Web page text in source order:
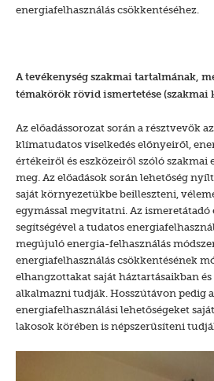
energiafelhasználás csökkentéséhez.
A tevékenység szakmai tartalmának,
témakörök rövid ismertetése (szakmai
Az előadássorozat során a résztvevők
klímatudatos viselkedés előnyeiről,
értékeiről és eszközeiről szóló szakmai
meg. Az előadások során lehetőség
saját környezetükbe beilleszteni,
egymással megvitatni. Az ismeretátadó
segítségével a tudatos
megújuló energia-felhasználás
energiafelhasználás csökkentésének
elhangzottakat saját háztartásaikban
alkalmazni tudják. Hosszútávon pedig
energiafelhasználási lehetőségeket
lakosok körében is népszerűsíteni